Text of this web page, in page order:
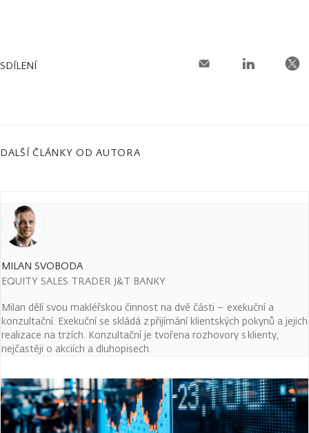
SDÍLENÍ
DALŠÍ ČLÁNKY OD AUTORA
MILAN SVOBODA
EQUITY SALES TRADER J&T BANKY
Milan dělí svou makléřskou činnost na dvě části – exekuční a
konzultační. Exekuční se skládá z přijímání klientských pokynů a jejich
realizace na trzích. Konzultační je tvořena rozhovory s klienty,
nejčastěji o akciích a dluhopisech.